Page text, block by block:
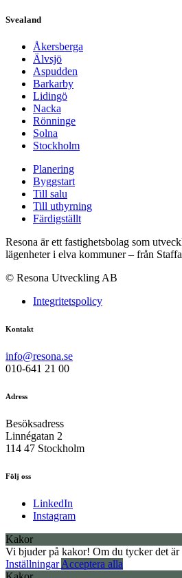
Svealand
Åkersberga
Älvsjö
Aspudden
Barkarby
Lidingö
Nacka
Rönninge
Solna
Stockholm
Planering
Byggstart
Till salu
Till uthyrning
Färdigställt
Resona är ett fastighetsbolag som
lägenheter i elva kommuner – från
© Resona Utveckling AB
Integritetspolicy
Kontakt
info@resona.se
010-641 21 00
Adress
Besöksadress
Linnégatan 2
114 47 Stockholm
Följ oss
LinkedIn
Instagram
Kakor
Vi bjuder på kakor! Om du tycker det
InställningarAcceptera alla